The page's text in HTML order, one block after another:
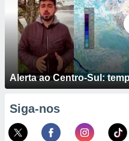
Alerta ao Centro-Sul:
Siga-nos